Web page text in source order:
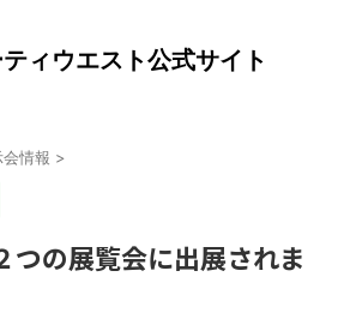
ィウエスト公式サイト
情報 >
つの展覧会に出展されま